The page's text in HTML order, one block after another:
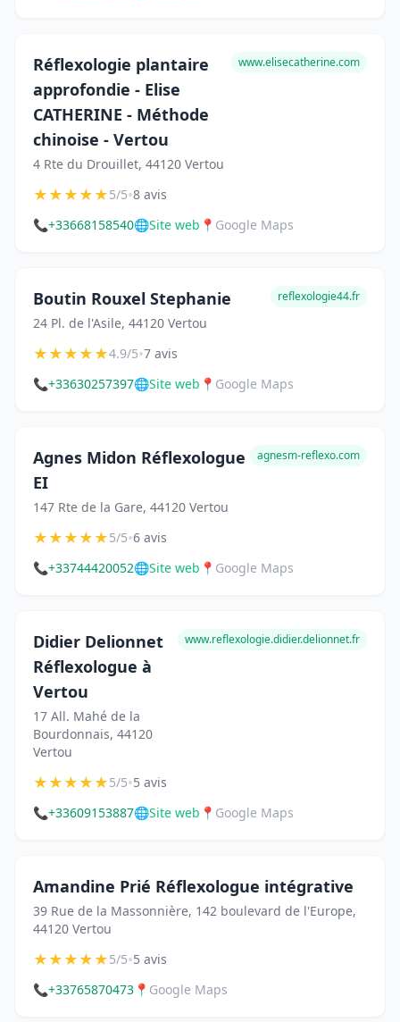
Réflexologie plantaire
approfondie - Elise
CATHERINE - Méthode
chinoise - Vertou
4 Rte du Drouillet, 44120 Vertou
www.elisecatherine.com
★★★★★5/5•8 avis
📞+33668158540🌐Site web 📍 Google Maps
Boutin Rouxel Stephanie
24 Pl. de l'Asile, 44120 Vertou
reflexologie44.fr
★★★★★4.9/5•7 avis
📞+33630257397🌐Site web 📍 Google Maps
Agnes Midon Réflexologue
EI
147 Rte de la Gare, 44120 Vertou
agnesm-reflexo.com
★★★★★5/5•6 avis
📞+33744420052🌐Site web 📍 Google Maps
Didier Delionnet
Réflexologue à
Vertou
17 All. Mahé de la
Bourdonnais, 44120
Vertou
www.reflexologie.didier.delionnet.fr
★★★★★5/5•5 avis
📞+33609153887🌐Site web 📍 Google Maps
Amandine Prié Réflexologue intégrative
39 Rue de la Massonnière, 142 boulevard de l'Europe,
44120 Vertou
★★★★★5/5•5 avis
📞+33765870473 📍 Google Maps